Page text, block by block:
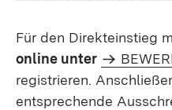
Für den Direkteinstieg
online unter
registrieren.
entsprechende